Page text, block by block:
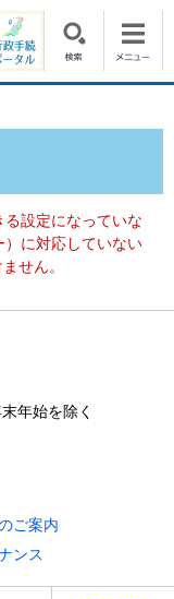
設定になっていな
に対応していない
せん。
年始を除く
ご案内
ンス